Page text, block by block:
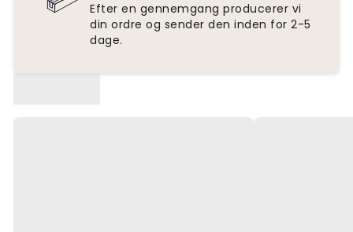
Efter en gennemgang producerer vi
din ordre og sender den inden for 2-5
dage.